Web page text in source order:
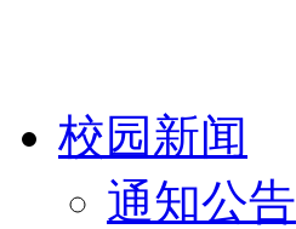
校园新闻
通知公告